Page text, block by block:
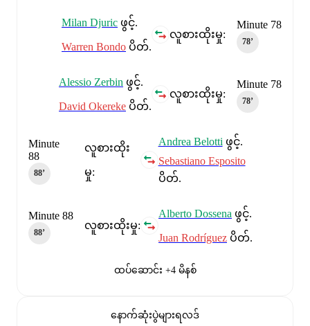
Minute 78
78‎’‎
လူစားထိုးမှု:
Milan Djuric ဖွင့်.
Warren Bondo ပိတ်.
Minute 78
78‎’‎
လူစားထိုးမှု:
Alessio Zerbin ဖွင့်.
David Okereke ပိတ်.
လူစားထိုး
မှု:
Andrea Belotti ဖွင့်.
Sebastiano Esposito
ပိတ်.
Minute
88
88‎’‎
လူစားထိုးမှု:
Alberto Dossena ဖွင့်.
Juan Rodríguez ပိတ်.
Minute 88
88‎’‎
ထပ်ဆောင်း +4 မိနစ်
နောက်ဆုံးပွဲများရလဒ်